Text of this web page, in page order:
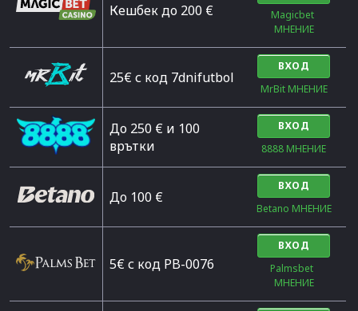
Кешбек до 200 €
Magicbet
МНЕНИЕ
25€ с код 7dnifutbol
ВХОД
MrBit МНЕНИЕ
До 250 € и 100
врътки
ВХОД
8888 МНЕНИЕ
Дo 100 €
ВХОД
Betano МНЕНИЕ
5€ с код PB-0076
ВХОД
Palmsbet
МНЕНИЕ